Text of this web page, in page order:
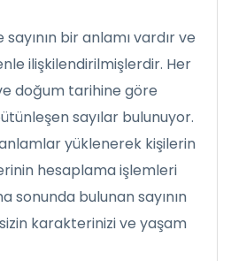
bir anlamı vardır ve
ilişkilendirilmişlerdir. Her
doğum tarihine göre
sayılar bulunuyor.
yüklenerek kişilerin
hesaplama işlemleri
sonunda bulunan sayının
karakterinizi ve yaşam